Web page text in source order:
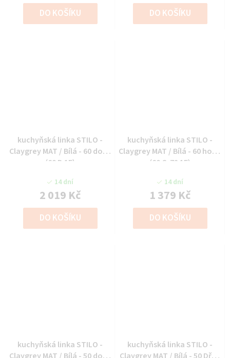
DO KOŠÍKU DO KOŠÍKU
kuchyňská linka STILO -
Claygrey MAT / Bílá - 60 dolní
(60 D 1F)
14 dní
2 019 Kč
DO KOŠÍKU
kuchyňská linka STILO -
Claygrey MAT / Bílá - 60 horní
(60 G-72 1F)
14 dní
1 379 Kč
DO KOŠÍKU
kuchyňská linka STILO -
kuchyňská linka STILO -